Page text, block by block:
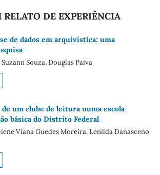
DE EXPERIÊNCIA
de dados em arquivística: uma
Souza, Douglas Paiva
um clube de leitura numa escola
básica do Distrito Federal
Viana Guedes Moreira, Lenilda Danasceno